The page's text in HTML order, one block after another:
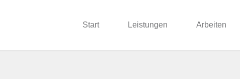
Start Leistungen Arbeiten